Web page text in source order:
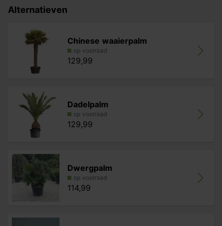
Alternatieven
Chinese waaierpalm
op voorraad
129,99
Dadelpalm
op voorraad
129,99
Dwergpalm
op voorraad
114,99